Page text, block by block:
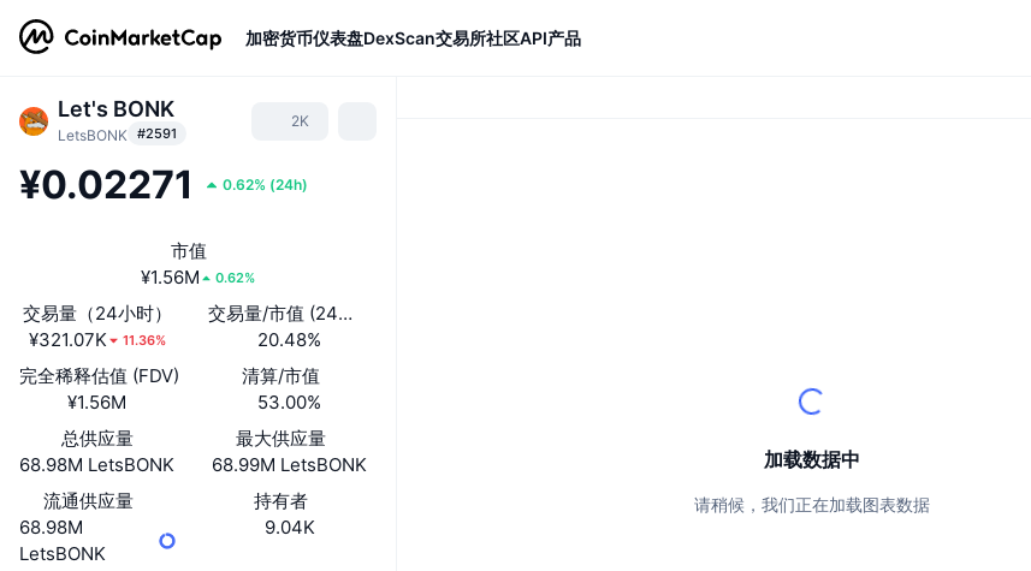
加密货币仪表盘DexScan交易所社区API产品
Let's BONK
LetsBONK #2591
2K
¥0.02271 0.62% (24h)
市值
¥1.56M
0.62%
交易量（24小时）
¥321.07K
11.36%
交易量/市值 (24小时)
20.48%
完全稀释估值 (FDV)
¥1.56M
清算/市值
53.00%
总供应量
68.98M LetsBONK
最大供应量
68.99M LetsBONK
流通供应量
68.98M
LetsBONK
持有者
9.04K
加载数据中
请稍候，我们正在加载图表数据